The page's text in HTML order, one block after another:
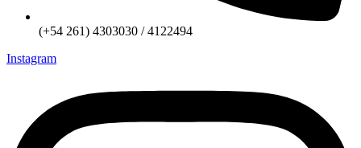
(+54 261) 4303030 / 4122494
Instagram